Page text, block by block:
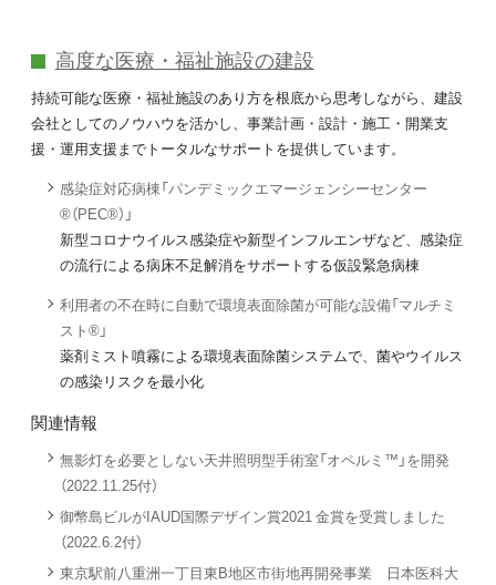
高度な医療・福祉施設の建設
持続可能な医療・福祉施設のあり方を根底から思考しながら、建設
会社としてのノウハウを活かし、事業計画・設計・施工・開業支
援・運用支援までトータルなサポートを提供しています。
感染症対応病棟「パンデミックエマージェンシーセンター
®（PEC®）」
新型コロナウイルス感染症や新型インフルエンザなど、感染症
の流行による病床不足解消をサポートする仮設緊急病棟
利用者の不在時に自動で環境表面除菌が可能な設備「マルチミ
スト®」
薬剤ミスト噴霧による環境表面除菌システムで、菌やウイルス
の感染リスクを最小化
関連情報
無影灯を必要としない天井照明型手術室「オペルミ™」を開発
（2022.11.25付）
御幣島ビルがIAUD国際デザイン賞2021 金賞を受賞しました
（2022.6.2付）
東京駅前八重洲一丁目東B地区市街地再開発事業 日本医科大